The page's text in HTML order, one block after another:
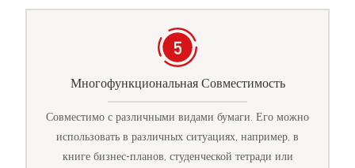
Многофункциональная Совместимость
Совместимо с различными видами бумаги. Его можно
использовать в различных ситуациях, например, в
книге бизнес-планов, студенческой тетради или